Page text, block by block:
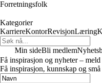
Forretningsfolk
Kategorier
KarriereKontorRevisjonLæring
Min sideBli medlem
Få inspirasjon og nyheter – meld
Få inspirasjon, kunnskap og